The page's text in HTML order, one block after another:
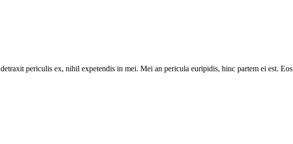
periculis ex, nihil expetendis in mei. Mei an pericula euripidis, hinc partem ei est.